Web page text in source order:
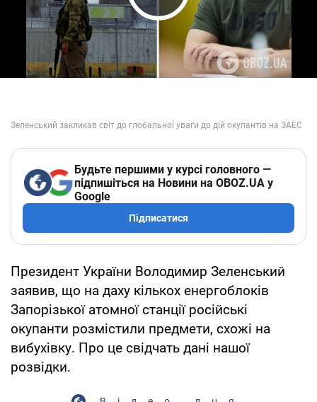
Play Video
Будьте першими у курсі головного —
підпишіться на Новини на OBOZ.UA у
Google
Підписатися
Президент України Володимир Зеленський
заявив, що на даху кількох енергоблоків
Запорізької атомної станції російські
окупанти розмістили предмети, схожі на
вибухівку. Про це свідчать дані нашої
розвідки.